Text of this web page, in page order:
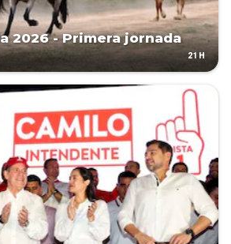
2026 - Primera jornada
21H